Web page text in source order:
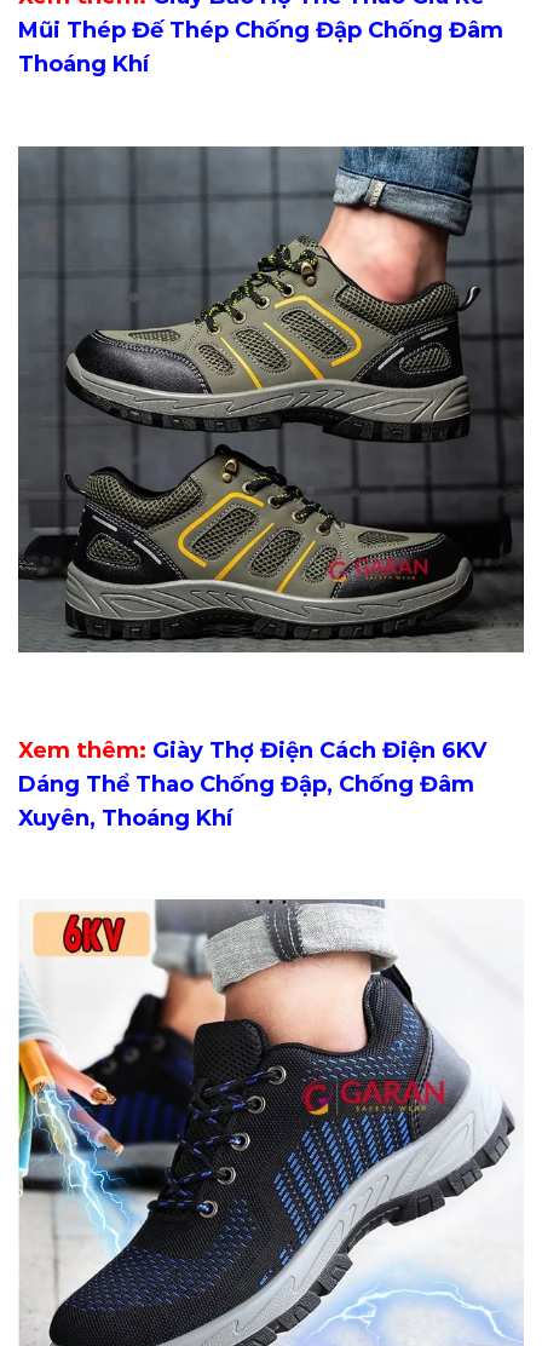
Mũi Thép Đế Thép Chống Đập Chống Đâm
Thoáng Khí
Xem thêm: Giày Thợ Điện Cách Điện 6KV
Dáng Thể Thao Chống Đập, Chống Đâm
Xuyên, Thoáng Khí